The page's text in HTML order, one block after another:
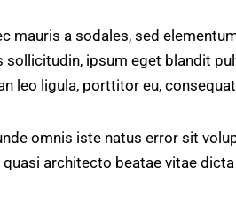
mauris a sodales, sed
sollicitudin, ipsum eget blandit
leo ligula, porttitor eu,
omnis iste natus error sit
architecto beatae vitae